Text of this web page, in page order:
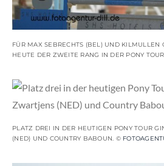
FÜR MAX SEBRECHTS (BEL) UND KILMULLEN
HEUTE DER ZWEITE RANG IN DER PONY
PLATZ DREI IN DER HEUTIGEN PONY TOUR
(NED) UND COUNTRY BABOUN. ©